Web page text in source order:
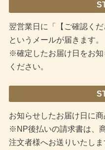
翌営業日に「【ご確認く
というメールが届きます。
※確定したお届け日をお
ください。
お知らせしたお届け日に商
※NP後払いの請求書は、
注文者様へお送りいたしま